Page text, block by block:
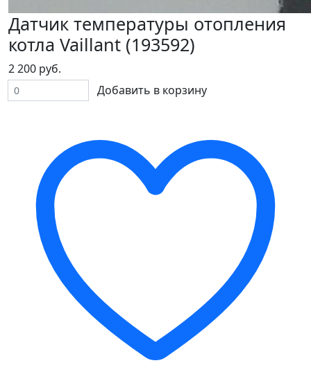
Датчик температуры отопления
котла Vaillant (193592)
2 200 руб.
Добавить в корзину